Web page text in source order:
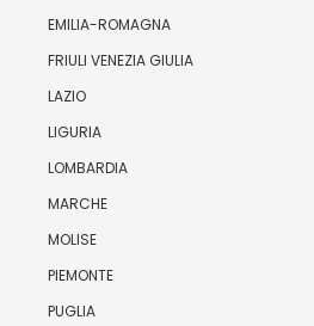
EMILIA-ROMAGNA
FRIULI VENEZIA GIULIA
LAZIO
LIGURIA
LOMBARDIA
MARCHE
MOLISE
PIEMONTE
PUGLIA